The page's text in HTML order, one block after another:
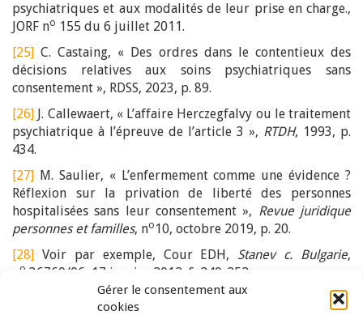
Gérer le consentement aux
cookies
psychiatriques et aux modalités de leur prise en charge.,
JORF no 155 du 6 juillet 2011.
[25] C. Castaing, « Des ordres dans le contentieux des
décisions relatives aux soins psychiatriques sans
consentement », RDSS, 2023, p. 89.
[26] J. Callewaert, « L’affaire Herczegfalvy ou le traitement
psychiatrique à l’épreuve de l’article 3 », RTDH, 1993, p.
434.
[27] M. Saulier, « L’enfermement comme une évidence ?
Réflexion sur la privation de liberté des personnes
hospitalisées sans leur consentement », Revue juridique
personnes et familles, no 10, octobre 2019, p. 20.
[28] Voir par exemple, Cour EDH, Stanev c. Bulgarie,
o 36760/06, 17 janvier 2012, §. 249-252.
., § 209.